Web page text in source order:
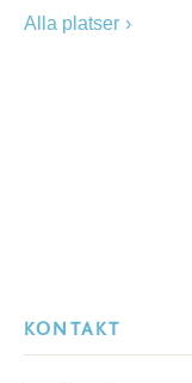
Alla platser
KONTAKT